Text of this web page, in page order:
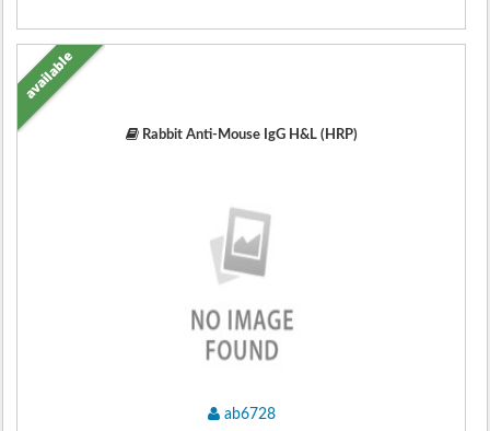
Rabbit Anti-Mouse IgG H&L (HRP)
available
ab6728